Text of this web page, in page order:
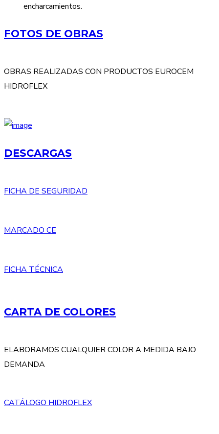
encharcamientos.
FOTOS DE OBRAS
OBRAS REALIZADAS CON PRODUCTOS EUROCEM
HIDROFLEX
DESCARGAS
FICHA DE SEGURIDAD
MARCADO CE
FICHA TÉCNICA
CARTA DE COLORES
ELABORAMOS CUALQUIER COLOR A MEDIDA BAJO
DEMANDA
CATÁLOGO HIDROFLEX